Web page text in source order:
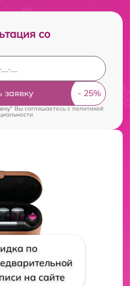
со
заявку
Вы соглашаетесь cполитикой
по
на сайте